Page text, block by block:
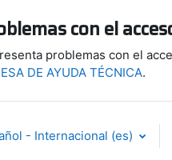
con el
problemas con el
DE AYUDA TÉCNICA.
- Internacional ‎(es)‎